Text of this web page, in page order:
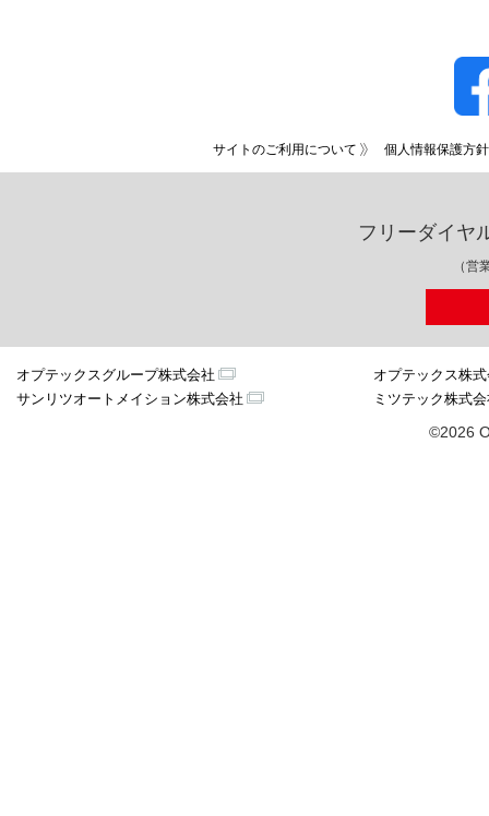
サイトのご利用について 個人情報保護方針
フリーダイヤ
（営
オプテックスグループ株式会社
オプテックス株
サンリツオートメイション株式会社
ミツテック株式
©2026